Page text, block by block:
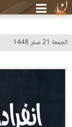
الجمعة 21 صفر 1448